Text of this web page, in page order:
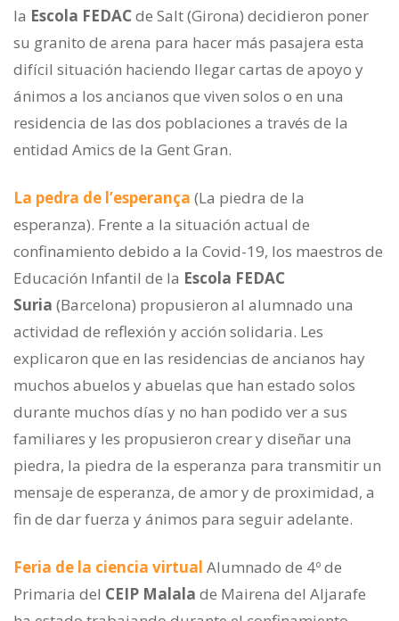
la Escola FEDACde Salt (Girona) decidieron poner
su granito de arena para hacer más pasajera esta
difícil situación haciendo llegar cartas de apoyo y
ánimos a los ancianos que viven solos o en una
residencia de las dos poblaciones a través de la
entidad Amics de la Gent Gran.
La pedra de l’esperança (La piedra de la
esperanza). Frente a la situación actual de
confinamiento debido a la Covid-19, los maestros de
Educación Infantil de la Escola FEDAC
Suria (Barcelona) propusieron al alumnado una
actividad de reflexión y acción solidaria. Les
explicaron que en las residencias de ancianos hay
muchos abuelos y abuelas que han estado solos
durante muchos días y no han podido ver a sus
familiares y les propusieron crear y diseñar una
piedra, la piedra de la esperanza para transmitir un
mensaje de esperanza, de amor y de proximidad, a
fin de dar fuerza y ánimos para seguir adelante.
Feria de la ciencia virtual Alumnado de 4º de
Primaria del CEIP Malala de Mairena del Aljarafe